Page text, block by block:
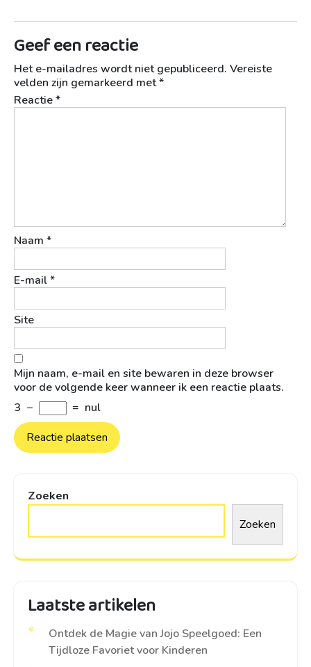
Geef een reactie
Het e-mailadres wordt niet gepubliceerd. Vereiste
velden zijn gemarkeerd met*
Reactie*
Naam *
E-mail*
Site
Mijn naam, e-mail en site bewaren in deze browser
voor de volgende keer wanneer ik een reactie plaats.
3 − = nul
Zoeken
Zoeken
Laatste artikelen
Ontdek de Magie van Jojo Speelgoed: Een
Tijdloze Favoriet voor Kinderen